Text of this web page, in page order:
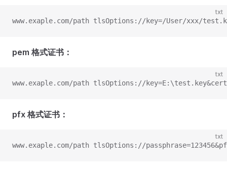
txt
www.exaple.com/path tlsOptions://key=/User/xxx/
pem 格式证书：
txt
www.exaple.com/path tlsOptions://
pfx 格式证书：
txt
www.exaple.com/path tlsOptions://